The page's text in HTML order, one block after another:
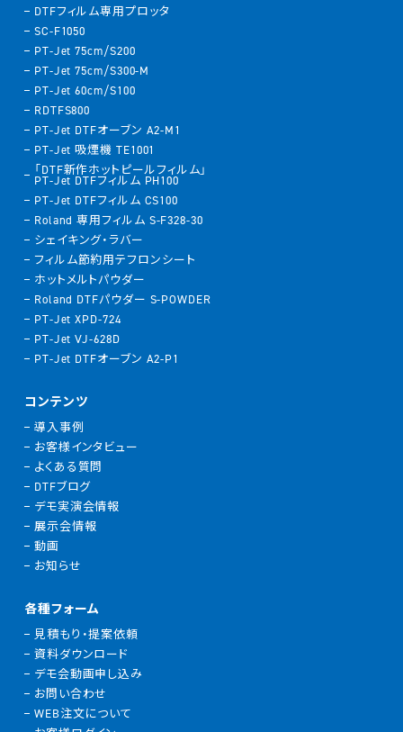
DTFフィルム専用プロッタ
SC-F1050
PT-Jet 75cm/S200
PT-Jet 75cm/S300-M
PT-Jet 60cm/S100
RDTFS800
PT-Jet DTFオーブン A2-M1
PT-Jet 吸煙機 TE1001
「DTF新作ホットピールフィルム」
PT-Jet DTFフィルム PH100
PT-Jet DTFフィルム CS100
Roland 専用フィルム S-F328-30
シェイキング・ラバー
フィルム節約用テフロンシート
ホットメルトパウダー
Roland DTFパウダー S-POWDER
PT-Jet XPD-724
PT-Jet VJ-628D
PT-Jet DTFオーブン A2-P1
コンテンツ
導入事例
お客様インタビュー
よくある質問
DTFブログ
デモ実演会情報
展示会情報
動画
お知らせ
各種フォーム
見積もり・提案依頼
資料ダウンロード
デモ会動画申し込み
お問い合わせ
WEB注文について